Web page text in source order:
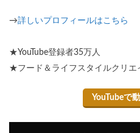
→詳しいプロフィールはこちら
★YouTube登録者35万人
★フード＆ライフスタイルクリエ
YouTubeで